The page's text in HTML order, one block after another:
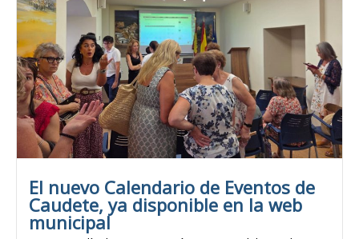
El nuevo Calendario de Eventos de
Caudete, ya disponible en la web
municipal